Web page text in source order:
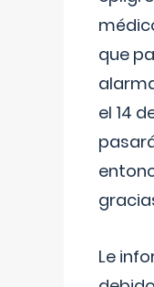
que
el 14
Le